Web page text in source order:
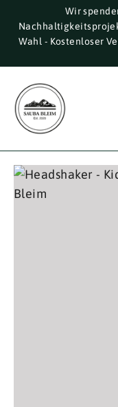
zum
Inhalt
Wir
Wahl - Kostenloser